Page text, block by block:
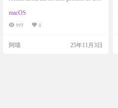
片Mac实机测试好用
Studio Paint EX 两个版本，4.1.4 fix
和v2.0.6 For MacOS。目前支持最新
芯片Mac实机测试好用 软件截图 如
macOS
997 0
阿喵 25年11月3日